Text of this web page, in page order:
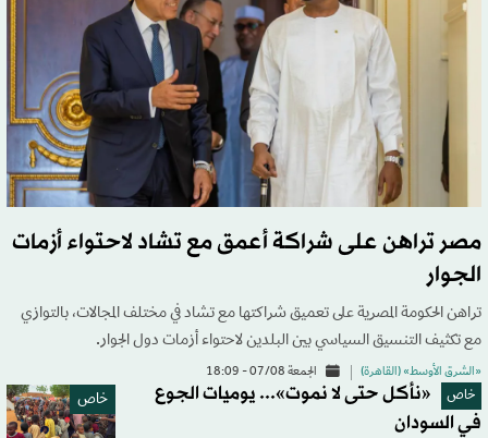
مصر تراهن على شراكة أعمق مع تشاد لاحتواء أزمات
الجوار
تراهن الحكومة المصرية على تعميق شراكتها مع تشاد في مختلف المجالات، بالتوازي
مع تكثيف التنسيق السياسي بين البلدين لاحتواء أزمات دول الجوار.
«الشرق الأوسط» (القاهرة) الجمعة 07/08 - 18:09
خاص خاص
«نأكل حتى لا نموت»... يوميات الجوع
في السودان